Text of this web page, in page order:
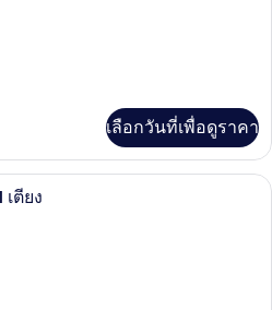
เลือกวันที่เพื่อดูราคา
ห้องซูพีเรียดับเบิล, เตียงใหญ่ 1 เตียง
ตียง